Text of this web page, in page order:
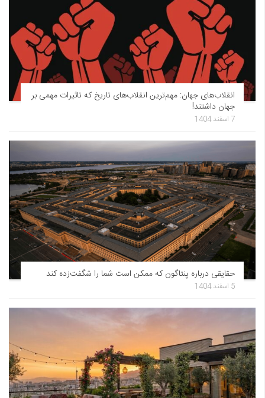
انقلاب‌های جهان: مهم‌ترین انقلاب‌های تاریخ که تاثیرات مهمی بر
جهان داشتند!
7 اسفند 1404
حقایقی درباره پنتاگون که ممکن است شما را شگفت‌زده کند
5 اسفند 1404